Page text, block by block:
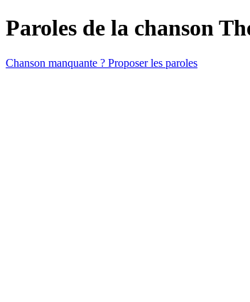
Paroles de la chanson
Chanson manquante ? Proposer les paroles